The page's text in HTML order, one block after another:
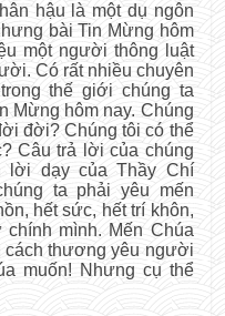
hậu là một dụ ngôn
bài Tin Mừng hôm
một người thông luật
Có rất nhiều chuyên
thế giới chúng ta
Mừng hôm nay. Chúng
đời? Chúng tôi có thể
Câu trả lời của chúng
lời dạy của Thầy Chí
ta phải yêu mến
hết sức, hết trí khôn,
mình. Mến Chúa
cách thương yêu người
muốn! Nhưng cụ thể